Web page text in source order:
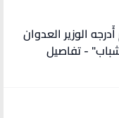
بإلغاء قرار نقله .. ثم أُدرجه الوزير العدوان
- تفاصيل